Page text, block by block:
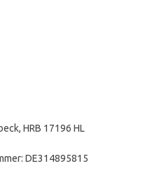
HRB 17196 HL
DE314895815